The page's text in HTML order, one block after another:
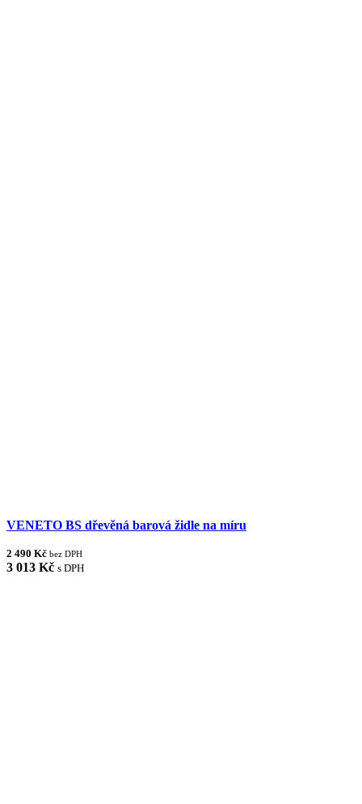
VENETO BS dřevěná barová židle na míru
2 490 Kč bez DPH
3 013 Kč s DPH